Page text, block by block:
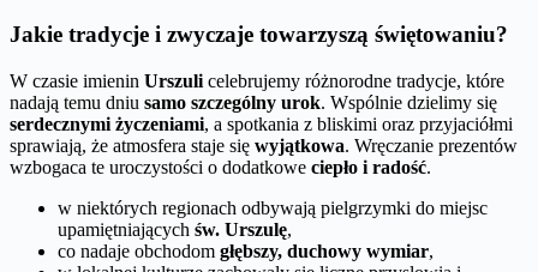
Jakie tradycje i zwyczaje towarzyszą świętowaniu?
W czasie imienin Urszuli celebrujemy różnorodne tradycje, które
nadają temu dniu samo szczególny urok. Wspólnie dzielimy się
serdecznymi życzeniami, a spotkania z bliskimi oraz przyjaciółmi
sprawiają, że atmosfera staje się wyjątkowa. Wręczanie prezentów
wzbogaca te uroczystości o dodatkowe ciepło i radość.
w niektórych regionach odbywają pielgrzymki do miejsc
upamiętniających św. Urszulę,
co nadaje obchodom głębszy, duchowy wymiar,